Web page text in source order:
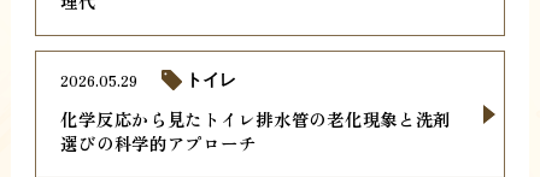
化学反応から見たトイレ排水管の老化現象と洗剤
選びの科学的アプローチ
2026.05.29 トイレ